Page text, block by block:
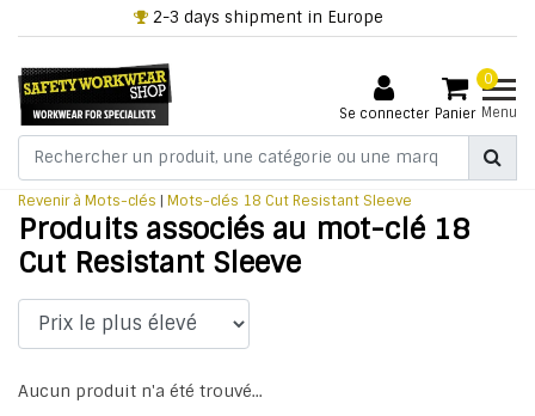
2-3 days shipment in Europe
Se connecter
0
Panier Menu
Revenir à Mots-clés | Mots-clés 18 Cut Resistant Sleeve
Produits associés au mot-clé 18
Cut Resistant Sleeve
Aucun produit n'a été trouvé...